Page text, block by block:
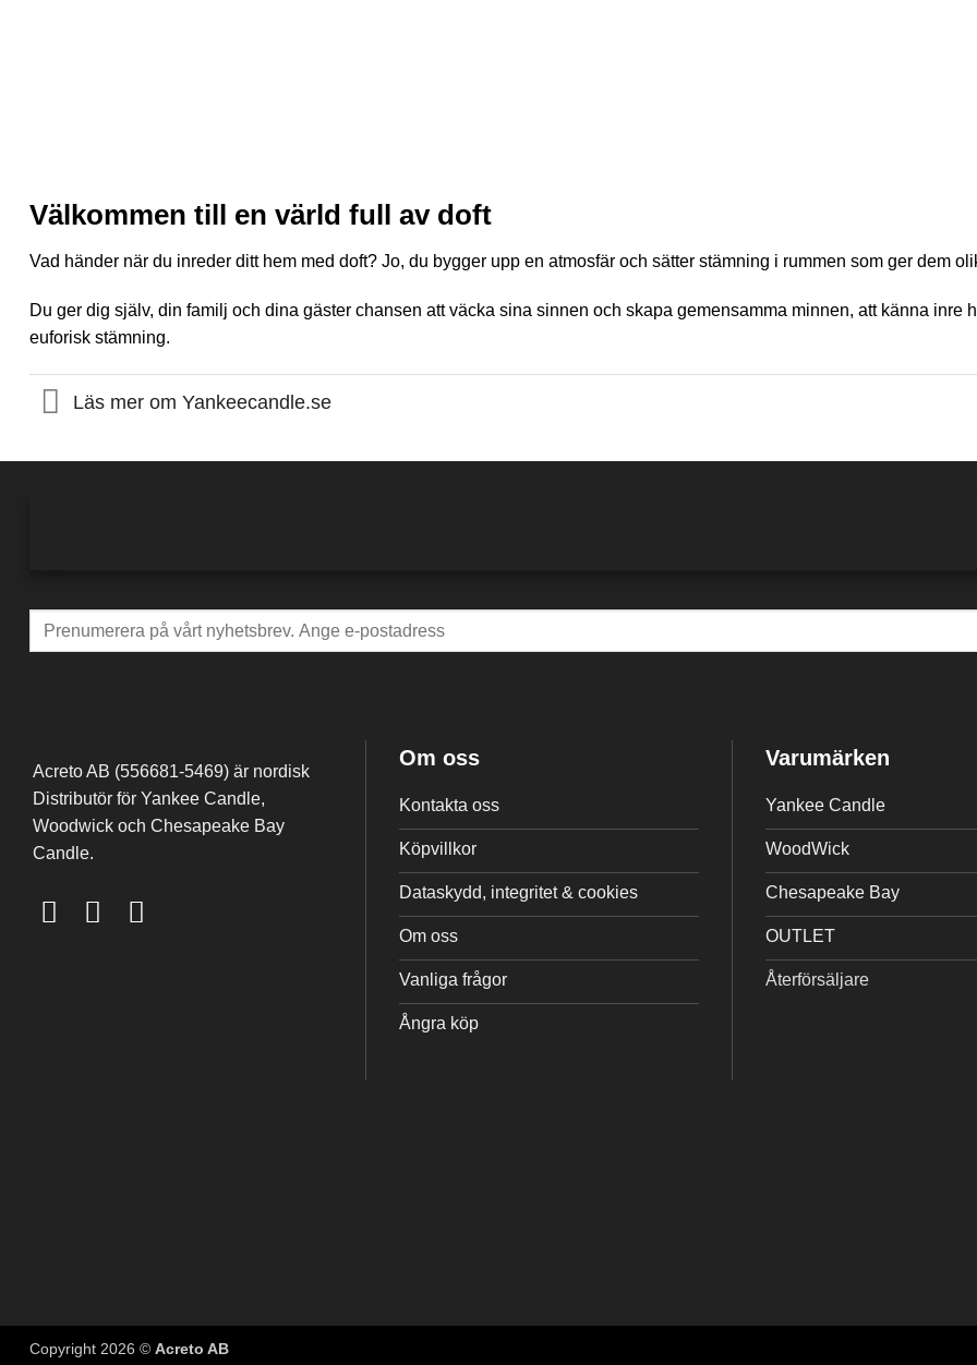
Välkommen till en värld full av doft
Vad händer när du inreder ditt hem med doft? Jo, du bygger upp en atmosfär och sätter stämning i rummen som ger dem
Du ger dig själv, din familj och dina gäster chansen att väcka sina sinnen och skapa gemensamma minnen, att känna inre
euforisk stämning.
Läs mer om Yankeecandle.se
Acreto AB (556681-5469) är nordisk
Distributör för Yankee Candle,
Woodwick och Chesapeake Bay
Candle.
Om oss
Kontakta oss
Köpvillkor
Dataskydd, integritet & cookies
Om oss
Vanliga frågor
Ångra köp
Varumärken
Yankee Candle
WoodWick
Chesapeake Bay
OUTLET
Återförsäljare
Copyright 2026 © Acreto AB